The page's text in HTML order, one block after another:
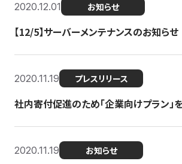
2020.12.01 お知らせ
【12/5】サーバーメンテナンスのお知らせ
2020.11.19 プレスリリース
社内寄付促進のため「企業向けプラン」
2020.11.19 お知らせ